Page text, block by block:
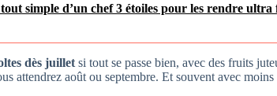
simple d’un chef 3 étoiles pour les rendre ultra
dès juillet si tout se passe bien, avec des fruits
attendrez août ou septembre. Et souvent avec moins